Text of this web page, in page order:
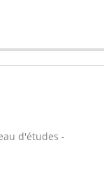
d'études -